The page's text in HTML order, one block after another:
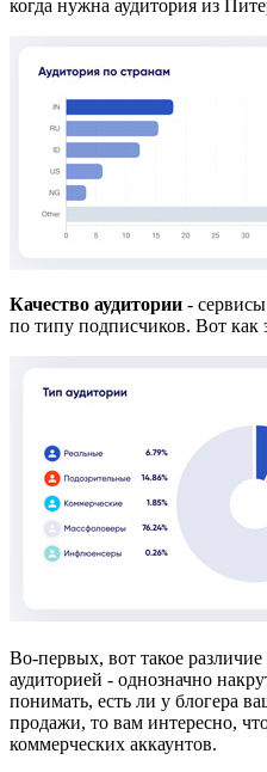
когда нужна аудитория из
Качество аудитории -
по типу подписчиков. Вот как
Во-первых, вот такое
аудиторией - однозначно
понимать, есть ли у блогера
продажи, то вам интересно,
коммерческих аккаунтов.